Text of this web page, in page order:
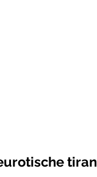
tiran